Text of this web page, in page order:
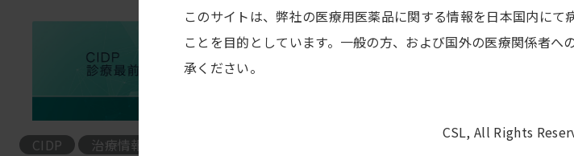
CIDP 治療情報
このサイトは、弊社の医療用医薬品に関する情報を日本国内に
ことを目的としています。一般の方、および国外の医療関係者
承ください。
CSL, All Rights